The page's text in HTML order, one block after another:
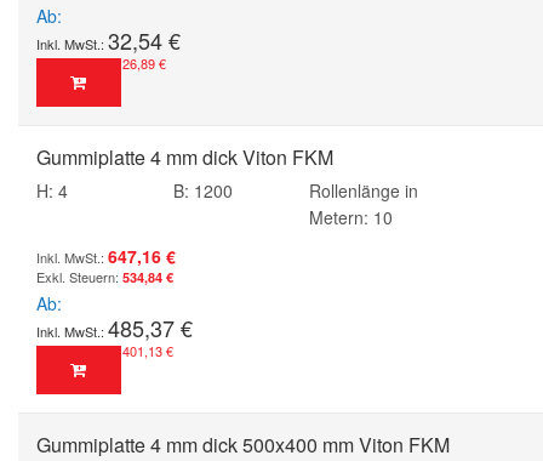
Ab
32,54 €
26,89 €
Gummiplatte 4 mm dick Viton FKM
H: 4 B: 1200
Rollenlänge in
Metern: 10
647,16 €
534,84 €
Ab
485,37 €
401,13 €
Gummiplatte 4 mm dick 500x400 mm Viton FKM